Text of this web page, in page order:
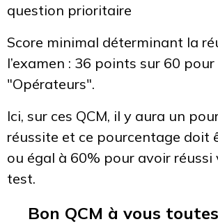
question prioritaire
Score minimal déterminant la
l’examen : 36 points sur 60 pour
"Opérateurs".
Ici, sur ces QCM, il y aura un
réussite et ce pourcentage doit
ou égal à 60% pour avoir réussi
test.
Bon QCM à vous